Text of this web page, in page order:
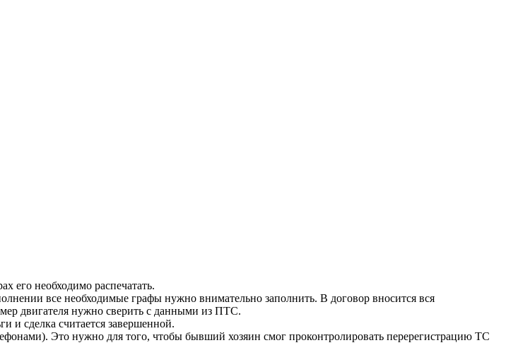
его необходимо распечатать.
все необходимые графы нужно внимательно заполнить. В договор вносится вся
двигателя нужно сверить с данными из ПТС.
и сделка считается завершенной.
Это нужно для того, чтобы бывший хозяин смог проконтролировать перерегистрацию ТС